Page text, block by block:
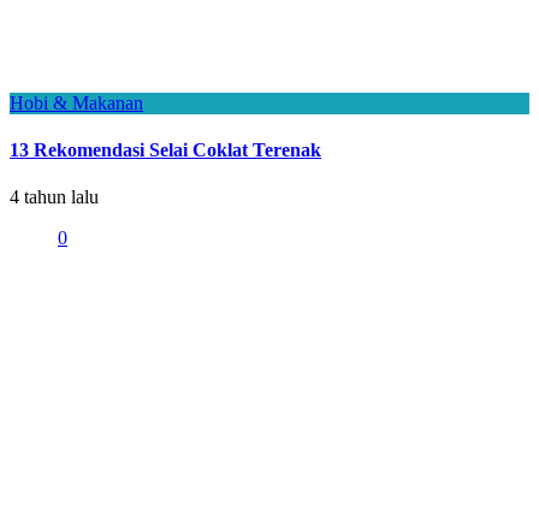
Hobi & Makanan
13 Rekomendasi Selai Coklat Terenak
4 tahun lalu
0